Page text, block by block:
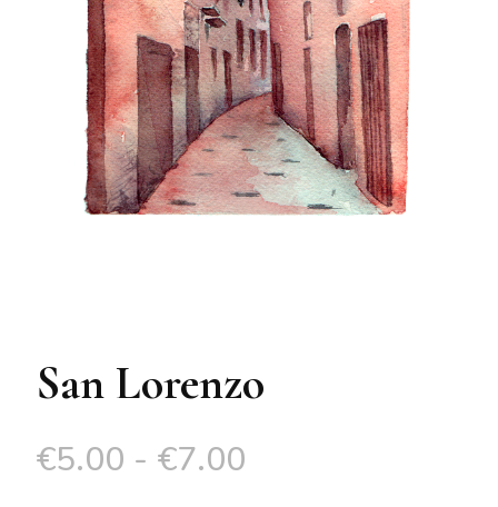
San Lorenzo
€5.00 - €7.00